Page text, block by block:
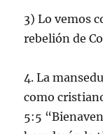
3) Lo vemos
rebelión de
4. La
como
5:5